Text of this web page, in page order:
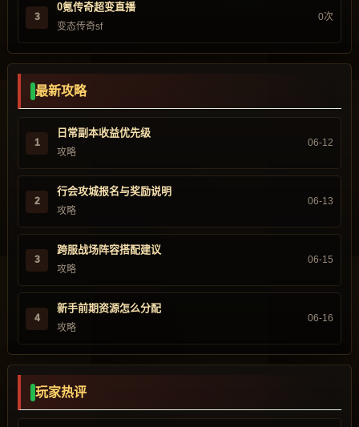
3
0氪传奇超变直播
变态传奇sf
0次
最新攻略
1
日常副本收益优先级
攻略
06-12
2
行会攻城报名与奖励说明
攻略
06-13
3
跨服战场阵容搭配建议
攻略
06-15
4
新手前期资源怎么分配
攻略
06-16
玩家热评